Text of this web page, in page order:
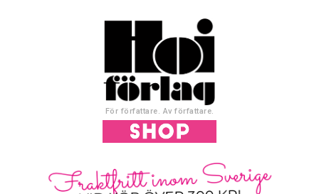
För författare. Av författare.